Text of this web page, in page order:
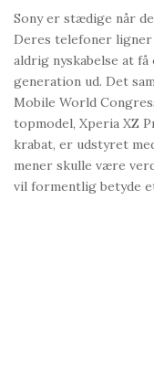
Sony er stædige når
Deres telefoner
aldrig nyskabelse at
generation ud. Det
Mobile World
topmodel, Xperia XZ
krabat, er udstyret
mener skulle være
vil formentlig betyde